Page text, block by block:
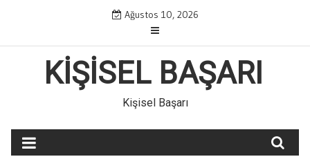
Ağustos 10, 2026
KIŞISEL BAŞARI
Kişisel Başarı